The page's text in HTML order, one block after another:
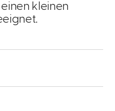
kleinen